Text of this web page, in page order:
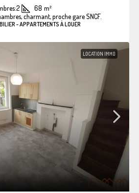
2 68 m²
charmant, proche gare SNCF.
- APPARTEMENTS À LOUER
LOCATION IMMO